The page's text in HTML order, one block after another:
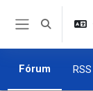
Ir para o conteúdo
Alternar
Fórum